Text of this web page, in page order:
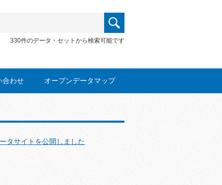
330件のデータ・セットから検索可能です
合わせ オープンデータマップ
タサイトを公開しました